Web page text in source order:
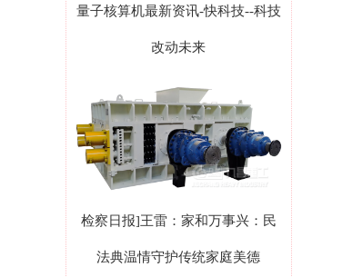
量子核算机最新资讯-快科技--科技
改动未来
检察日报]王雷：家和万事兴：民
法典温情守护传统家庭美德